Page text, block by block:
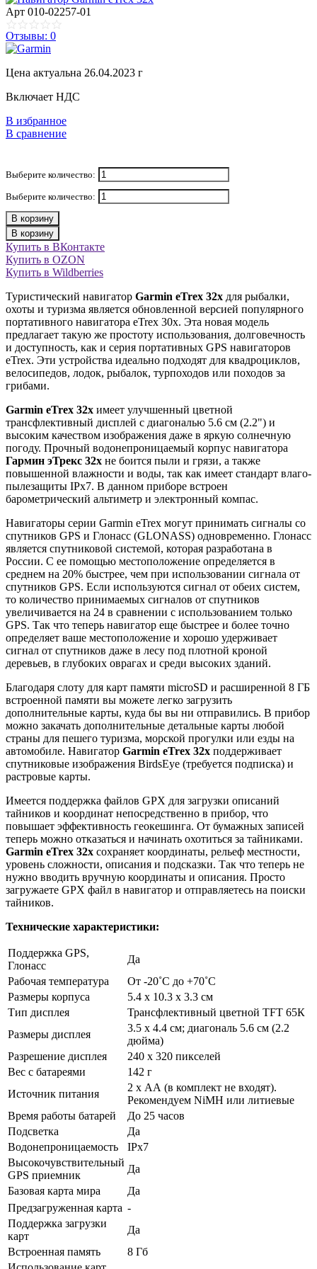
Арт 010-02257-01
Отзывы: 0
Цена актуальна 26.04.2023 г
Включает НДС
В избранное
В сравнение
Выберите количество:
Выберите количество:
В корзину
В корзину
Купить в ВКонтакте
Купить в OZON
Купить в Wildberries
Туристический навигатор Garmin eTrex 32x для рыбалки,
охоты и туризма является обновленной версией популярного
портативного навигатора eTrex 30x. Эта новая модель
предлагает такую же простоту использования, долговечность
и доступность, как и серия портативных GPS навигаторов
eTrex. Эти устройства идеально подходят для квадроциклов,
велосипедов, лодок, рыбалок, турпоходов или походов за
грибами.
Garmin eTrex 32x имеет улучшенный цветной
трансфлективный дисплей с диагональю 5.6 см (2.2") и
высоким качеством изображения даже в яркую солнечную
погоду. Прочный водонепроницаемый корпус навигатора
Гармин эТрекс 32x не боится пыли и грязи, а также
повышенной влажности и воды, так как имеет стандарт влаго-
пылезащиты IPx7. В данном приборе встроен
барометрический альтиметр и электронный компас.
Навигаторы серии Garmin eTrex могут принимать сигналы со
спутников GPS и Глонасс (GLONASS) одновременно. Глонасс
является спутниковой системой, которая разработана в
России. С ее помощью местоположение определяется в
среднем на 20% быстрее, чем при использовании сигнала от
спутников GPS. Если используются сигнал от обеих систем,
то количество принимаемых сигналов от спутников
увеличивается на 24 в сравнении с использованием только
GPS. Так что теперь навигатор еще быстрее и более точно
определяет ваше местоположение и хорошо удерживает
сигнал от спутников даже в лесу под плотной кроной
деревьев, в глубоких оврагах и среди высоких зданий.
Благодаря слоту для карт памяти microSD и расширенной 8 ГБ
встроенной памяти вы можете легко загрузить
дополнительные карты, куда бы вы ни отправились. В прибор
можно закачать дополнительные детальные карты любой
страны для пешего туризма, морской прогулки или езды на
автомобиле. Навигатор Garmin eTrex 32x поддерживает
спутниковые изображения BirdsEye (требуется подписка) и
растровые карты.
Имеется поддержка файлов GPX для загрузки описаний
тайников и координат непосредственно в прибор, что
повышает эффективность геокешинга. От бумажных записей
теперь можно отказаться и начинать охотиться за тайниками.
Garmin eTrex 32x сохраняет координаты, рельеф местности,
уровень сложности, описания и подсказки. Так что теперь не
нужно вводить вручную координаты и описания. Просто
загружаете GPX файл в навигатор и отправляетесь на поиски
тайников.
Технические характеристики:
Поддержка GPS,
Глонасс
Да
Рабочая температура
От -20˚С до +70˚С
Размеры корпуса
5.4 x 10.3 x 3.3 см
Тип дисплея
Трансфлективный цветной TFT 65К
Размеры дисплея
3.5 x 4.4 см; диагональ 5.6 см (2.2
дюйма)
Разрешение дисплея
240 x 320 пикселей
Вес с батареями
142 г
Источник питания
2 х АА (в комплект не входят).
Рекомендуем NiMH или литиевые
Время работы батарей
До 25 часов
Подсветка
Да
Водонепроницаемость
IPx7
Высокочувствительный
GPS приемник
Да
Базовая карта мира
Да
Предзагруженная карта -
Поддержка загрузки
карт
Да
Встроенная память
8 Гб